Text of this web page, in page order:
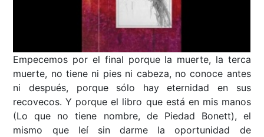
Empecemos por el final porque la muerte, la terca
muerte, no tiene ni pies ni cabeza, no conoce antes
ni después, porque sólo hay eternidad en sus
recovecos. Y porque el libro que está en mis manos
(Lo que no tiene nombre, de Piedad Bonett), el
mismo que leí sin darme la oportunidad de